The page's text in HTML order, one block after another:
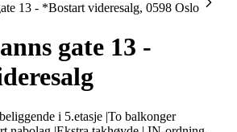
13 - *Bostart videresalg, 0598 Oslo
gate 13 -
i 5.etasje |To balkonger